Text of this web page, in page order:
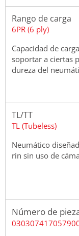
Rango de carga
6PR (6 ply)
Capacidad de
soportar a ciertas
dureza del
TL/TT
TL (Tubeless)
Neumático
rin sin uso de
Número de